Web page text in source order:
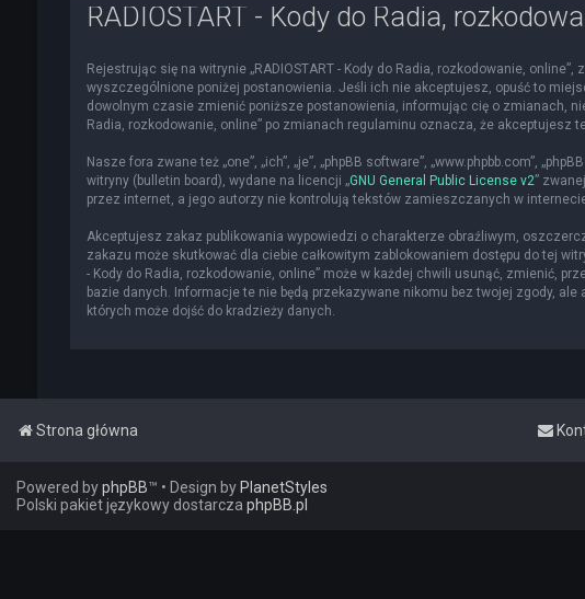
RADIOSTART - Kody do Radia,
Rejestrując się na witrynie „RADIOSTART - Kody do Radia, rozkodowanie, online”,
wyszczególnione poniżej postanowienia. Jeśli ich nie akceptujesz, opuść to
dowolnym czasie zmienić poniższe postanowienia, informując cię o zmianach,
Radia, rozkodowanie, online” po zmianach regulaminu oznacza, że akceptujesz
Nasze fora zwane też „one”, „ich”, „je”, „phpBB software”, „www.phpbb.com”,
witryny (bulletin board), wydane na licencji „GNU General Public License v2”
przez internet, a jego autorzy nie kontrolują tekstów zamieszczanych w
Akceptujesz zakaz publikowania wypowiedzi o charakterze obraźliwym,
zakazu może skutkować dla ciebie całkowitym zablokowaniem dostępu do tej
- Kody do Radia, rozkodowanie, online” może w każdej chwili usunąć, zmienić,
bazie danych. Informacje te nie będą przekazywane nikomu bez twojej zgody, ale
których może dojść do kradzieży danych.
Strona główna
Powered byphpBB™ • Design by PlanetStyles
Polski pakiet językowy dostarcza phpBB.pl